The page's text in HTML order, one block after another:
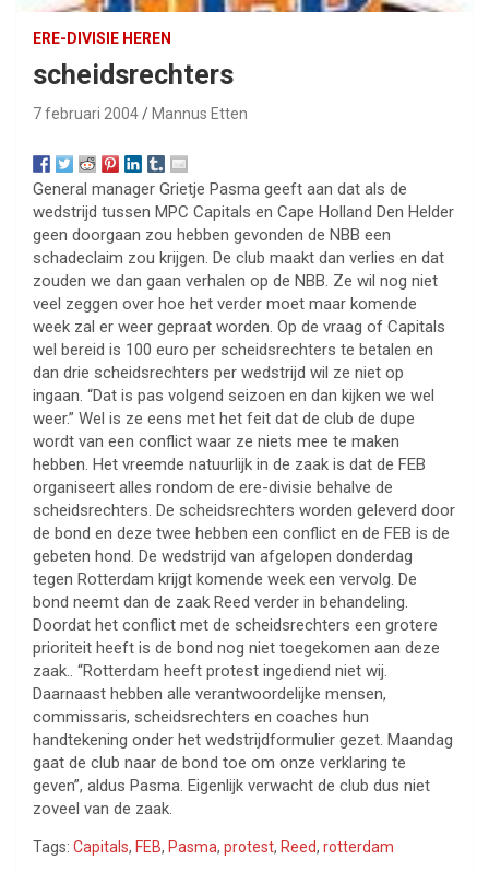
ERE-DIVISIE HEREN
scheidsrechters
7 februari 2004 Mannus Etten
General manager Grietje Pasma geeft aan dat als de
wedstrijd tussen MPC Capitals en Cape Holland Den Helder
geen doorgaan zou hebben gevonden de NBB een
schadeclaim zou krijgen. De club maakt dan verlies en dat
zouden we dan gaan verhalen op de NBB. Ze wil nog niet
veel zeggen over hoe het verder moet maar komende
week zal er weer gepraat worden. Op de vraag of Capitals
wel bereid is 100 euro per scheidsrechters te betalen en
dan drie scheidsrechters per wedstrijd wil ze niet op
ingaan. “Dat is pas volgend seizoen en dan kijken we wel
weer.” Wel is ze eens met het feit dat de club de dupe
wordt van een conflict waar ze niets mee te maken
hebben. Het vreemde natuurlijk in de zaak is dat de FEB
organiseert alles rondom de ere-divisie behalve de
scheidsrechters. De scheidsrechters worden geleverd door
de bond en deze twee hebben een conflict en de FEB is de
gebeten hond. De wedstrijd van afgelopen donderdag
tegen Rotterdam krijgt komende week een vervolg. De
bond neemt dan de zaak Reed verder in behandeling.
Doordat het conflict met de scheidsrechters een grotere
prioriteit heeft is de bond nog niet toegekomen aan deze
zaak.. “Rotterdam heeft protest ingediend niet wij.
Daarnaast hebben alle verantwoordelijke mensen,
commissaris, scheidsrechters en coaches hun
handtekening onder het wedstrijdformulier gezet. Maandag
gaat de club naar de bond toe om onze verklaring te
geven”, aldus Pasma. Eigenlijk verwacht de club dus niet
zoveel van de zaak.
Tags: Capitals, FEB, Pasma, protest, Reed, rotterdam